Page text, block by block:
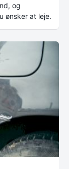
og
ønsker at leje.